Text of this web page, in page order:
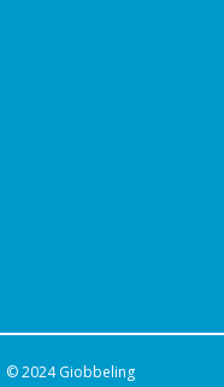
© 2024Giobbeling